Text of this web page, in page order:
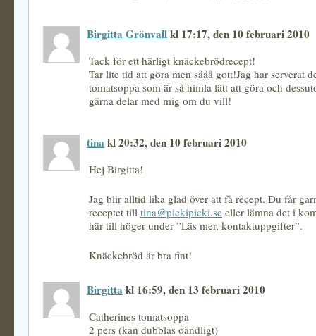
Birgitta Grönvallkl 17:17, den 10 februari 2010
Tack för ett härligt knäckebrödrecept!
Tar lite tid att göra men sååå gott!Jag har serverat
tomatsoppa som är så himla lätt att göra och
gärna delar med mig om du vill!
tina kl 20:32, den 10 februari 2010
Hej Birgitta!
Jag blir alltid lika glad över att få recept. Du får
receptet till tina@pickipicki.se eller lämna det i
här till höger under ”Läs mer, kontaktuppgifter”.
Knäckebröd är bra fint!
Birgitta kl 16:59, den 13 februari 2010
Catherines tomatsoppa
2 pers (kan dubblas oändligt)